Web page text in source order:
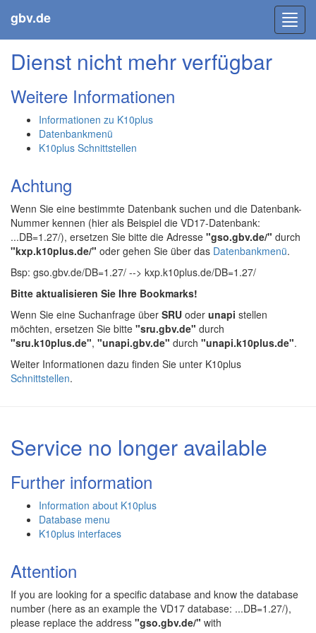
gbv.de
Dienst nicht mehr verfügbar
Weitere Informationen
Informationen zu K10plus
Datenbankmenü
K10plus Schnittstellen
Achtung
Wenn Sie eine bestimmte Datenbank suchen und die Datenbank-
Nummer kennen (hier als Beispiel die VD17-Datenbank:
...DB=1.27/), ersetzen Sie bitte die Adresse "gso.gbv.de/" durch
"kxp.k10plus.de/" oder gehen Sie über das Datenbankmenü.
Bsp: gso.gbv.de/DB=1.27/ --> kxp.k10plus.de/DB=1.27/
Bitte aktualisieren Sie Ihre Bookmarks!
Wenn Sie eine Suchanfrage über SRU oder unapi stellen
möchten, ersetzen Sie bitte "sru.gbv.de" durch
"sru.k10plus.de", "unapi.gbv.de" durch "unapi.k10plus.de".
Weiter Informationen dazu finden Sie unter K10plus
Schnittstellen.
Service no longer available
Further information
Information about K10plus
Database menu
K10plus interfaces
Attention
If you are looking for a specific database and know the database
number (here as an example the VD17 database: ...DB=1.27/),
please replace the address "gso.gbv.de/" with